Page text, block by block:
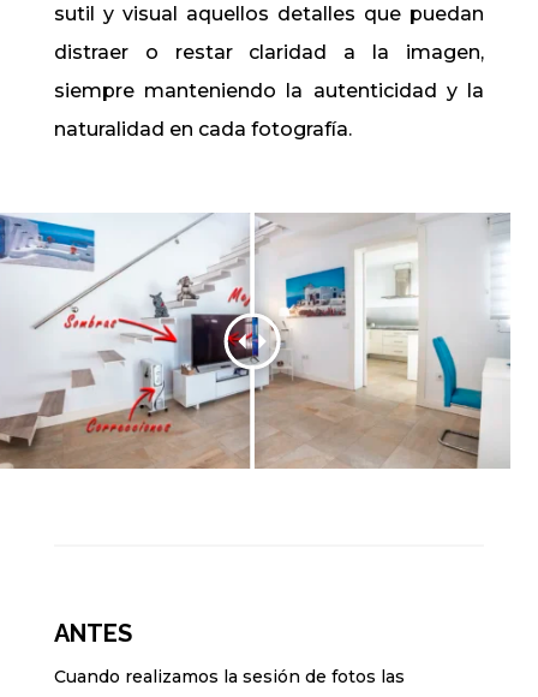
sutil y visual aquellos detalles que puedan
distraer o restar claridad a la imagen,
siempre manteniendo la autenticidad y la
naturalidad en cada fotografía.
ANTES
Cuando realizamos la sesión de fotos las